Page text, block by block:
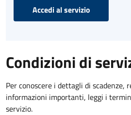
Accedi al servizio
Condizioni di
Per conoscere i dettagli di scadenze,
informazioni importanti, leggi i
servizio.